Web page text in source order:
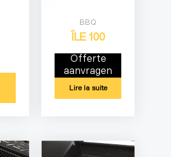
BBQ
ÎLE 100
Offerte
aanvragen
Lire la suite